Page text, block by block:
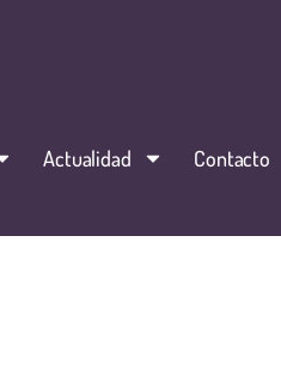
Actualidad Contacto